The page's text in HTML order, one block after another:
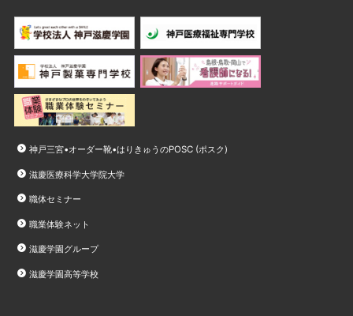
神戸三宮•オーダー靴•はりきゅうのPOSC (ポスク)
滋慶医療科学大学院大学
職体セミナー
職業体験ネット
滋慶学園グループ
滋慶学園高等学校